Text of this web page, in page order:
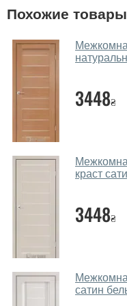
У вас
дверей.
Помогаете
Да. Мы
через мессенджеры,
в нашем салоне-
Какие
из евробруса
покрывается МДФ
Благодаря такой
Похожие товары
3448₴
краст
3448₴
сатин